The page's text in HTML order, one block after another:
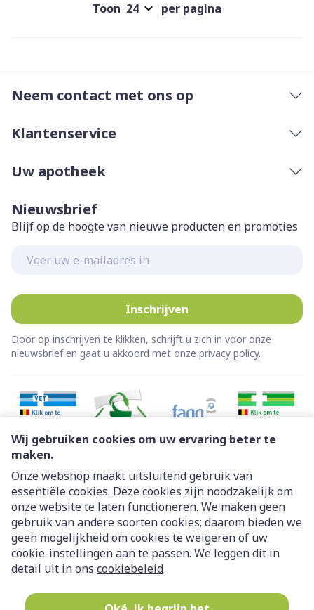
Wij gebruiken cookies om uw ervaring beter te
maken.
Onze webshop maakt uitsluitend gebruik van
essentiële cookies. Deze cookies zijn noodzakelijk om
onze website te laten functioneren. We maken geen
gebruik van andere soorten cookies; daarom bieden we
geen mogelijkheid om cookies te weigeren of uw
cookie-instellingen aan te passen. We leggen dit in
detail uit in ons cookiebeleid
Toon per pagina
Neem contact met ons op
Klantenservice
Uw apotheek
Nieuwsbrief
Blijf op de hoogte van nieuwe producten en promoties
Inschrijven
Door op inschrijven te klikken, schrijft u zich in voor onze
nieuwsbrief en gaat u akkoord met onze privacy policy.
Juridische links